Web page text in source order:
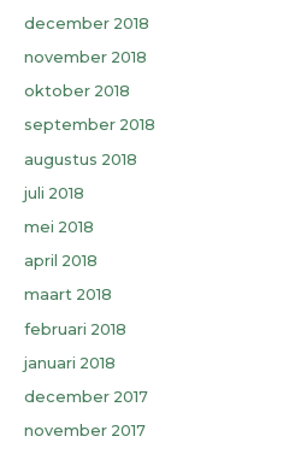
december 2018
november 2018
oktober 2018
september 2018
augustus 2018
juli 2018
mei 2018
april 2018
maart 2018
februari 2018
januari 2018
december 2017
november 2017